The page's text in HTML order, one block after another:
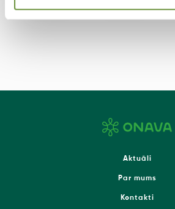
Aktuāli
Par mums
Kontakti